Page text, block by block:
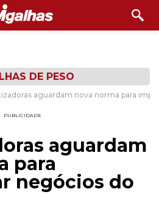
DE PESO
aguardam nova norma para
PUBLICIDADE
aguardam
para
negócios do